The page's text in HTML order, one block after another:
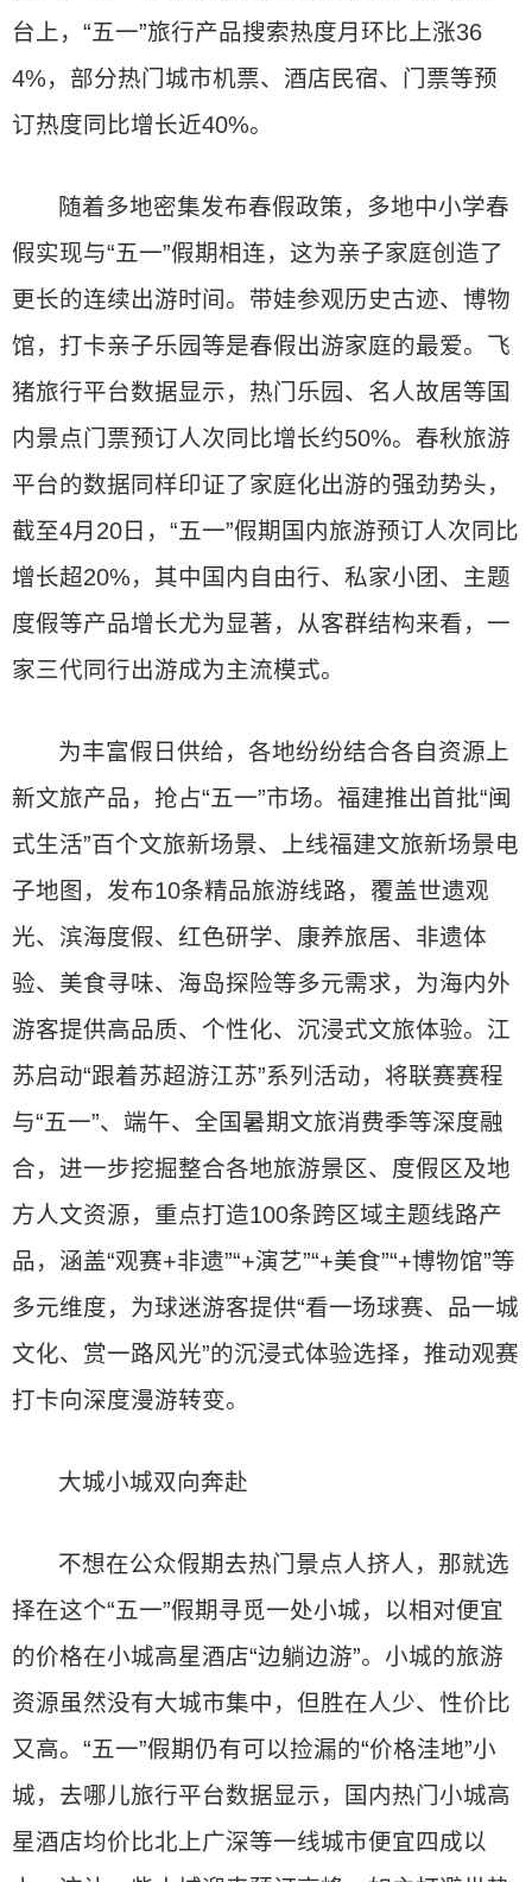
台上，“五一”旅行产品搜索热度月环比上涨36
4%，部分热门城市机票、酒店民宿、门票等预
订热度同比增长近40%。
随着多地密集发布春假政策，多地中小学春
假实现与“五一”假期相连，这为亲子家庭创造了
更长的连续出游时间。带娃参观历史古迹、博物
馆，打卡亲子乐园等是春假出游家庭的最爱。飞
猪旅行平台数据显示，热门乐园、名人故居等国
内景点门票预订人次同比增长约50%。春秋旅游
平台的数据同样印证了家庭化出游的强劲势头，
截至4月20日，“五一”假期国内旅游预订人次同比
增长超20%，其中国内自由行、私家小团、主题
度假等产品增长尤为显著，从客群结构来看，一
家三代同行出游成为主流模式。
为丰富假日供给，各地纷纷结合各自资源上
新文旅产品，抢占“五一”市场。福建推出首批“闽
式生活”百个文旅新场景、上线福建文旅新场景电
子地图，发布10条精品旅游线路，覆盖世遗观
光、滨海度假、红色研学、康养旅居、非遗体
验、美食寻味、海岛探险等多元需求，为海内外
游客提供高品质、个性化、沉浸式文旅体验。江
苏启动“跟着苏超游江苏”系列活动，将联赛赛程
与“五一”、端午、全国暑期文旅消费季等深度融
合，进一步挖掘整合各地旅游景区、度假区及地
方人文资源，重点打造100条跨区域主题线路产
品，涵盖“观赛+非遗”“+演艺”“+美食”“+博物馆”等
多元维度，为球迷游客提供“看一场球赛、品一城
文化、赏一路风光”的沉浸式体验选择，推动观赛
打卡向深度漫游转变。
大城小城双向奔赴
不想在公众假期去热门景点人挤人，那就选
择在这个“五一”假期寻觅一处小城，以相对便宜
的价格在小城高星酒店“边躺边游”。小城的旅游
资源虽然没有大城市集中，但胜在人少、性价比
又高。“五一”假期仍有可以捡漏的“价格洼地”小
城，去哪儿旅行平台数据显示，国内热门小城高
星酒店均价比北上广深等一线城市便宜四成以